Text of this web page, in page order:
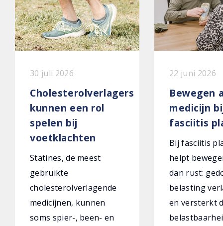
30 juli 2026
Cholesterolverlagers
kunnen een rol
spelen bij
voetklachten
Statines, de meest
gebruikte
cholesterolverlagende
medicijnen, kunnen
soms spier-, been- en
22 juni 2026
Bewegen
medicijn
fasciitis
Bij fasciitis
helpt
dan rust:
belasting
en versterkt